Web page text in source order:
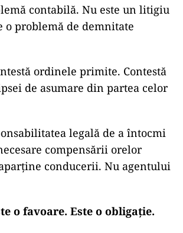
contabilă. Nu este un litigiu
o problemă de demnitate
ordinele primite. Contestă
de asumare din partea celor
legală de a întocmi
compensării orelor
conducerii. Nu agentului
o favoare. Este o obligație.